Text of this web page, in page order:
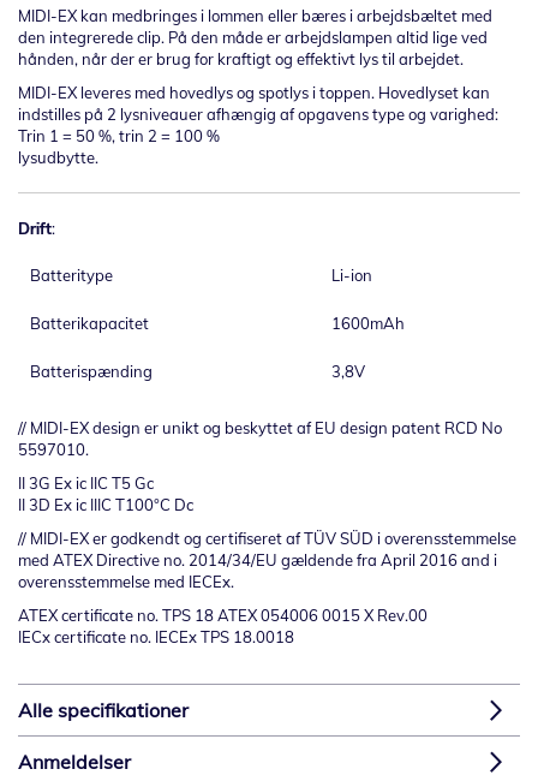
MIDI-EX kan medbringes i lommen eller bæres i arbejdsbæltet med
den integrerede clip. På den måde er arbejdslampen altid lige ved
hånden, når der er brug for kraftigt og effektivt lys til arbejdet.
MIDI-EX leveres med hovedlys og spotlys i toppen. Hovedlyset kan
indstilles på 2 lysniveauer afhængig af opgavens type og varighed:
Trin 1 = 50 %, trin 2 = 100 %
lysudbytte.
Drift:
Batteritype Li-ion
Batterikapacitet 1600mAh
Batterispænding 3,8V
// MIDI-EX design er unikt og beskyttet af EU design patent RCD No
5597010.
II 3G Ex ic IIC T5 Gc
II 3D Ex ic IIIC T100°C Dc
// MIDI-EX er godkendt og certifiseret af TÜV SÜD i overensstemmelse
med ATEX Directive no. 2014/34/EU gældende fra April 2016 and i
overensstemmelse med IECEx.
ATEX certificate no. TPS 18 ATEX 054006 0015 X Rev.00
IECx certificate no. IECEx TPS 18.0018
Alle specifikationer
Anmeldelser